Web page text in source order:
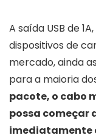
A saída USB de
dispositivos de
mercado, ainda
para a maioria
pacote, o cabo
possa começar
imediatamente